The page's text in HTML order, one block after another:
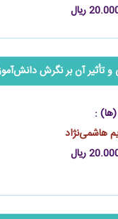
تأثیر آن بر نگرش
:
هاشمی‌نژاد